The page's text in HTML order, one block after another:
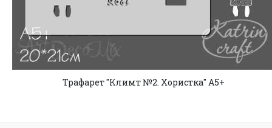
Трафарет "Климт №2. Хористка" А5+